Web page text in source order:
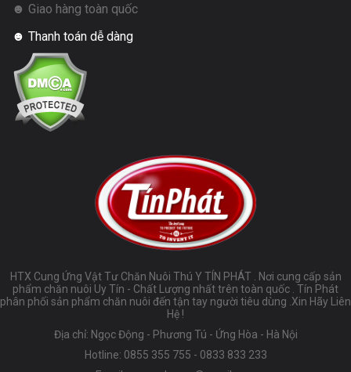
☻ Giao hàng toàn quốc
☻ Thanh toán dễ dàng
HTX Cung Ứng Vật Tư Chăn Nuôi Thú Y TÍN PHÁT . Nơi cung cấp sản
phẩm chăn nuôi Uy Tín - Chất Lượng nhất trên toàn quốc . Tín Phát
phân phối sản phẩm chăn nuôi đến tận tay người tiêu dùng .Xin Hãy Liên
Hệ !
Địa chỉ: Ngọc Động - Phương Tú - Ứng Hòa - Hà Nội
Hotline: 0855 355 755 - 0833 833 233